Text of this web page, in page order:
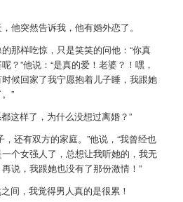
他突然告诉我，他有婚外恋了。
样吃惊，只是笑笑的问他：“你真
？”他说：“是真的爱！老婆？！嘿，
候回家了我宁愿抱着儿子睡，我跟她
”
这样了，为什么没想过离婚？”
还有双方的家庭。”他说，“我曾经也
个女强人了，总想让我听她的，我无
说，我跟她也没有了那份激情！”
，我觉得男人真的是很累！